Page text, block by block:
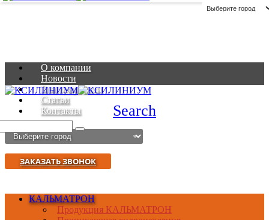
О компании
Новости
Благодарности
Статьи
Контакты
Search
ЗАКАЗАТЬ ЗВОНОК
КАЛЬМАТРОН
Продукция КАЛЬМАТРОН